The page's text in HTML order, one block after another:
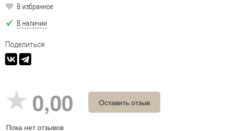
В избранное
В наличии
Поделиться
0,00
Пока нет отзывов
Оставить отзыв